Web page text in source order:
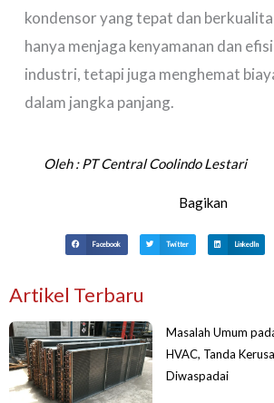
kondensor yang tepat dan
hanya menjaga kenyamanan dan
industri, tetapi juga menghemat
dalam jangka panjang.
Oleh :PT Central Coolindo Lestari
Bagikan
Facebook Twitter LinkedIn
Artikel Terbaru
Masalah Umum
HVAC, Tanda
Diwaspadai